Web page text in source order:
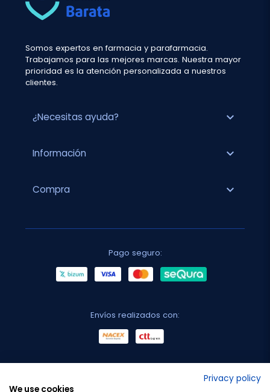
Somos expertos en farmacia y parafarmacia.
Trabajamos para las mejores marcas. Nuestra mayor
prioridad es la atención personalizada a nuestros
clientes.
¿Necesitas ayuda? expand_more
Información expand_more
Compra expand_more
Pago seguro:
Envíos realizados con:
Privacy policy
We use cookies